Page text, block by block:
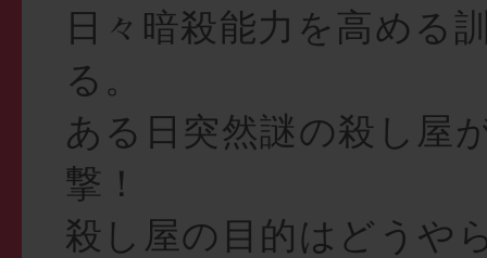
日々暗殺能力を高める
る。
ある日突然謎の殺し屋
撃！
殺し屋の目的はどうや